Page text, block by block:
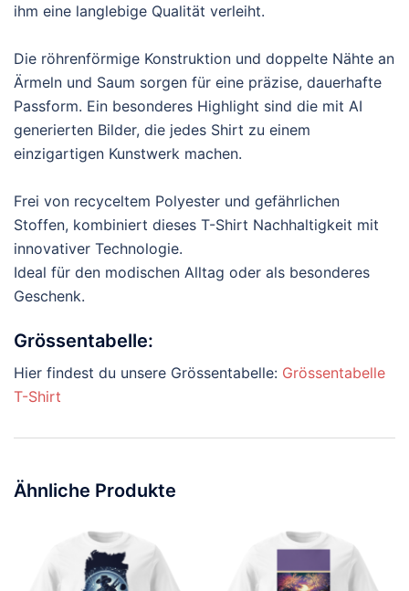
ihm eine langlebige Qualität verleiht.
Die röhrenförmige Konstruktion und doppelte Nähte an
Ärmeln und Saum sorgen für eine präzise, dauerhafte
Passform. Ein besonderes Highlight sind die mit AI
generierten Bilder, die jedes Shirt zu einem
einzigartigen Kunstwerk machen.
Frei von recyceltem Polyester und gefährlichen
Stoffen, kombiniert dieses T-Shirt Nachhaltigkeit mit
innovativer Technologie.
Ideal für den modischen Alltag oder als besonderes
Geschenk.
Grössentabelle:
Hier findest du unsere Grössentabelle: Grössentabelle
T-Shirt
Ähnliche Produkte